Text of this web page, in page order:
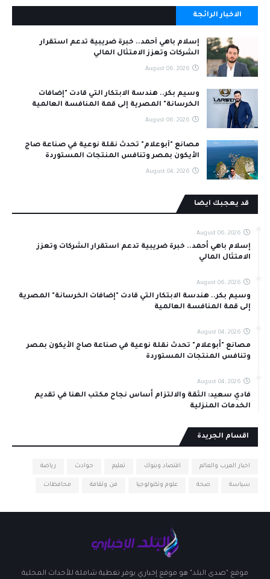
الاخبار الرائجة
إسلام باهي أحمد.. خبرة ضريبية تدعم استقرار
الشركات وتعزز الامتثال المالي
August 06, 2026
وسيم بكر.. هندسة الابتكار التي قادت "إضافات
الخرسانة" المصرية إلى قمة المنافسة العالمية
August 06, 2026
مصانع "أبوعلام" تحدث نقلة نوعية في صناعة صاج
الأيكون بمصر وتنافس المنتجات المستوردة
August 04, 2026
قد يعجبك ايضا
August 06, 2026
إسلام باهي أحمد.. خبرة ضريبية تدعم استقرار الشركات وتعزز
الامتثال المالي
August 06, 2026
وسيم بكر.. هندسة الابتكار التي قادت "إضافات الخرسانة" المصرية
إلى قمة المنافسة العالمية
August 04, 2026
مصانع "أبوعلام" تحدث نقلة نوعية في صناعة صاج الأيكون بمصر
وتنافس المنتجات المستوردة
August 04, 2026
فادي سعيد: الثقة والالتزام أساس نجاح مكتب الهنا في تقديم
الخدمات المنزلية
اقسام الجريدة
اخبار العرب والعالم اقتصاد وبنوك تعليم حوادث رياضة
سياسة صحة علوم وتكنولوجيا فن وثقافة محافظات
موقع "صدى البلد" هو موقع إخباري يوفر تغطية شاملة للأحداث المحلية